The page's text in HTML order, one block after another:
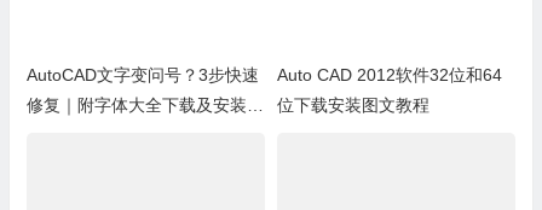
AutoCAD文字变问号？3步快速
修复｜附字体大全下载及安装教
Auto CAD 2012软件32位和64
位下载安装图文教程